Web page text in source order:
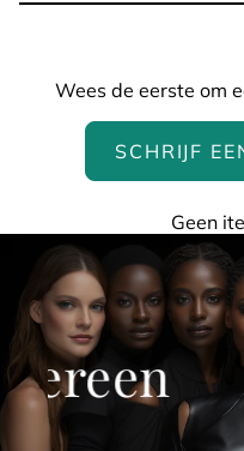
Wees de eerste om
SCHRIJF
Geen